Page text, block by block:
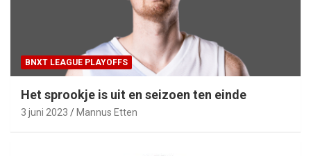
BNXT LEAGUE PLAYOFFS
Het sprookje is uit en seizoen ten einde
3 juni 2023 Mannus Etten